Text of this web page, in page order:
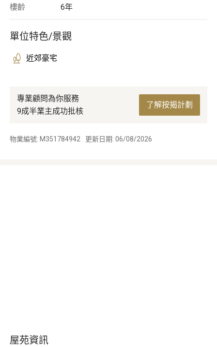
樓齡 6年
單位特色/景觀
近郊豪宅
專業顧問為你服務
9成半業主成功批核
了解按揭計劃
物業編號: M351784942 更新日期: 06/08/2026
屋苑資訊